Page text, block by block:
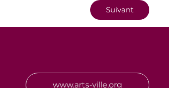
Suivant
www.arts-ville.org